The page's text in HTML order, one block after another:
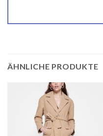
ÄHNLICHE PRODUKTE